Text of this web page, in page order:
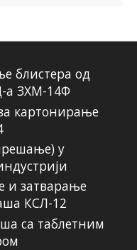
блистера од
а ЗХМ-14Ф
картонирање
у
затварање
КСЛ-12
са таблетним